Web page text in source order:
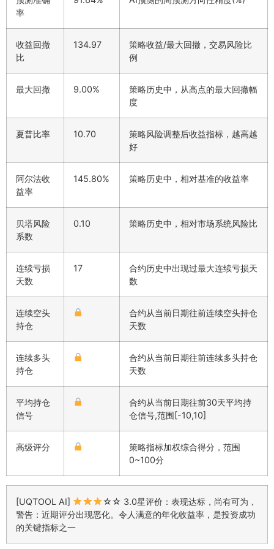
率
收益回撤
比
134.97
策略收益/最大回撤，交易风险比
例
最大回撤 9.00%
策略历史中，从高点的最大回撤幅
度
夏普比率 10.70
策略风险调整后收益指标，越高越
好
阿尔法收
益率
145.80% 策略历史中，相对基准的收益率
贝塔风险
系数
0.10 策略历史中，相对市场系统风险比
连续亏损
天数
17
合约历史中出现过最大连续亏损天
数
连续空头
持仓
合约从当前日期往前连续空头持仓
天数
连续多头
持仓
合约从当前日期往前连续多头持仓
天数
平均持仓
信号
合约从当前日期往前30天平均持
仓信号,范围[-10,10]
高级评分
策略指标加权综合得分，范围
0~100分
[UQTOOL AI]
☆☆ 3.0星评价：表现达标，尚有可为，
警告：近期评分出现恶化。令人满意的年化收益率，是投资成功
的关键指标之一